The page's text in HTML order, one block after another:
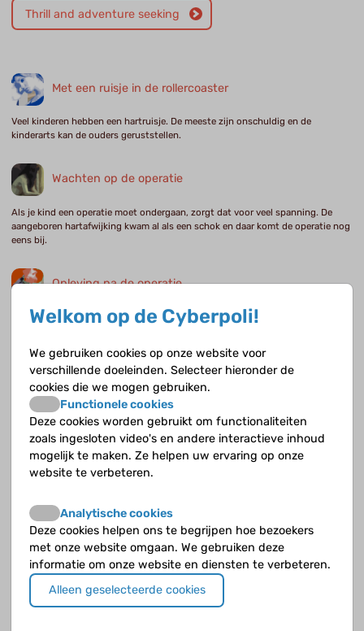
Thrill and adventure seeking
Met een ruisje in de rollercoaster
Veel kinderen hebben een hartruisje. De meeste zijn onschuldig en de
kinderarts kan de ouders geruststellen.
Wachten op de operatie
Als je kind een operatie moet ondergaan, zorgt dat voor veel spanning. De
aangeboren hartafwijking kwam al als een schok en daar komt de operatie nog
eens bij.
Opleving na de operatie
Na een ingreep of operatie is er vaak sprake van een enorme verbetering. Het
geopereerde kind knapt zienderogen op en heeft meer energie.
Anders zijn, anders voelen
Je bent jong, maar hebt vaak al heel veel meegemaakt. Je denkt misschien
iets meer na over het leven en over jezelf.
Achter het litteken
het bewijs dat je iets heel bijzonders hebt meegemaakt.
Luisteren naar je hart
Mensen nemen niet vaak de tijd om te luisteren naar hun hart. Kinderen met
een aangeboren hartafwijking wel, maar bij hen heeft het luisteren een heel
Welkom op de Cyberpoli!
We gebruiken cookies op onze website voor
verschillende doeleinden. Selecteer hieronder de
cookies die we mogen gebruiken.
Functionele cookies
Deze cookies worden gebruikt om functionaliteiten
zoals ingesloten video's en andere interactieve inhoud
mogelijk te maken. Ze helpen uw ervaring op onze
website te verbeteren.
Analytische cookies
Deze cookies helpen ons te begrijpen hoe bezoekers
met onze website omgaan. We gebruiken deze
informatie om onze website en diensten te verbeteren.
Alleen geselecteerde cookies